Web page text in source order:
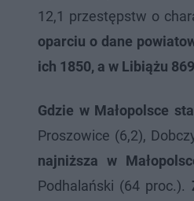
12,1 przestępstw o
oparciu o dane
ich 1850, a w Libiążu
Gdzie w Małopolsce
Proszowice (6,2),
najniższa w
Podhalański (64 proc.).